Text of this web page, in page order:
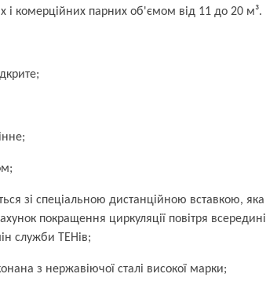
і комерційних парних об'ємом від 11 до 20 м³.
зі спеціальною дистанційною вставкою, яка
покращення циркуляції повітря всередині
служби ТЕНів;
з нержавіючої сталі високої марки;